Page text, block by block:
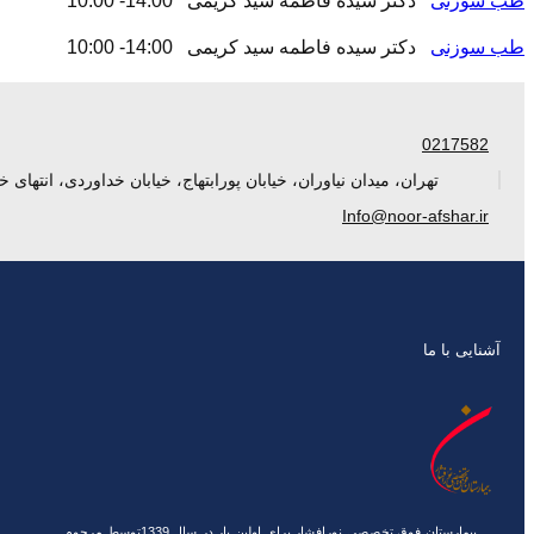
طب سوزنی دکتر سیده فاطمه سید کریمی 14:00- 10:00
0217582
تهران، میدان نیاوران، خیابان پورابتهاج، خیابان خداوردی، انتهای
Info@noor-afshar.ir
آشنایی با ما